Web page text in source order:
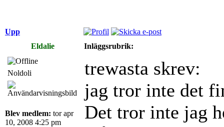
Upp
Eldalie
Inläggsrubrik:
Noldoli
Blev medlem: tor apr
10, 2008 4:25 pm
trewasta skrev:
jag tror inte det
Det tror inte jag